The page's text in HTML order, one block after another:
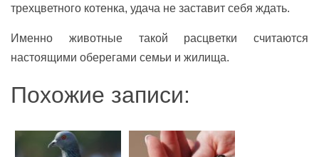
трехцветного котенка, удача не заставит себя ждать.
Именно животные такой расцветки считаются
настоящими оберегами семьи и жилища.
Похожие записи: